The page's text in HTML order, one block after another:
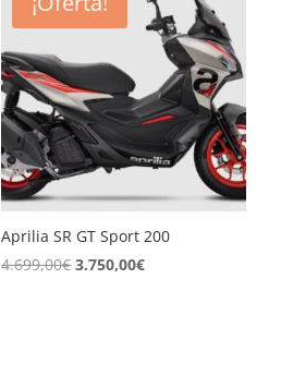
Aprilia SR GT Sport 200
4.699,00€El
3.750,00€El